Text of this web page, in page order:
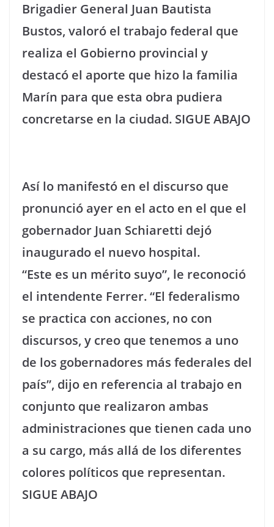
Brigadier General Juan Bautista
Bustos, valoró el trabajo federal que
realiza el Gobierno provincial y
destacó el aporte que hizo la familia
Marín para que esta obra pudiera
concretarse en la ciudad. SIGUE ABAJO
Así lo manifestó en el discurso que
pronunció ayer en el acto en el que el
gobernador Juan Schiaretti dejó
inaugurado el nuevo hospital.
“Este es un mérito suyo”, le reconoció
el intendente Ferrer. “El federalismo
se practica con acciones, no con
discursos, y creo que tenemos a uno
de los gobernadores más federales del
país”, dijo en referencia al trabajo en
conjunto que realizaron ambas
administraciones que tienen cada uno
a su cargo, más allá de los diferentes
colores políticos que representan.
SIGUE ABAJO